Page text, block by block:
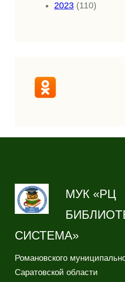
2023 (110)
МУК «РЦ
СИСТЕМА»
Романовского
Саратовской области